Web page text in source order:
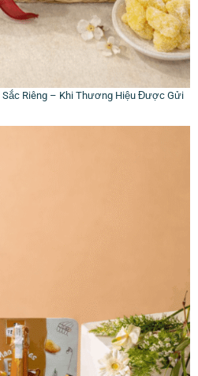
Sắc Riêng – Khi Thương Hiệu Được Gửi